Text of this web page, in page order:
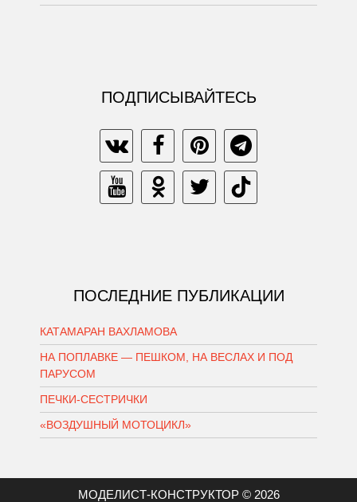
ПОДПИСЫВАЙТЕСЬ
ПОСЛЕДНИЕ ПУБЛИКАЦИИ
КАТАМАРАН ВАХЛАМОВА
НА ПОПЛАВКЕ — ПЕШКОМ, НА ВЕСЛАХ И ПОД
ПАРУСОМ
ПЕЧКИ-СЕСТРИЧКИ
«ВОЗДУШНЫЙ МОТОЦИКЛ»
МОДЕЛИСТ-КОНСТРУКТОР © 2026